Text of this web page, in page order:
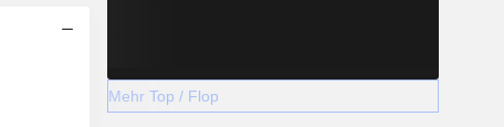
Mehr Top / Flop